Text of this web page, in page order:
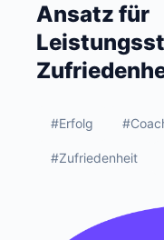
Ansatz für
#Erfolg
#Zufriedenheit